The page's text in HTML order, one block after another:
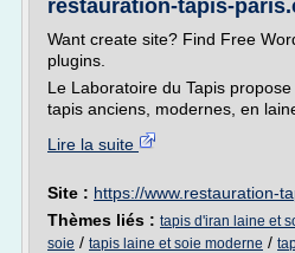
restauration-tapis-
Want create site? Find Free
plugins.
Le Laboratoire du Tapis
tapis anciens, modernes, en
Lire la suite
Site : https://www.restauration-
Thèmes liés : tapis d'iran laine et
soie / tapis laine et soie moderne /